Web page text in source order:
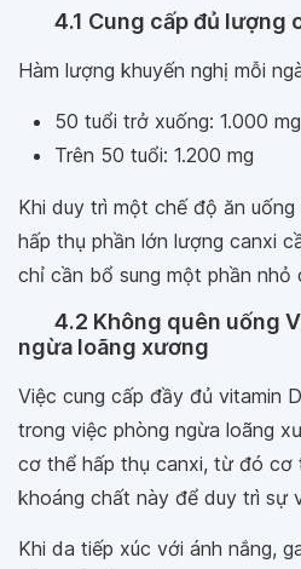
4.1 Cung cấp đủ lượng
Hàm lượng khuyến nghị mỗi
50 tuổi trở xuống: 1.000 mg
Trên 50 tuổi: 1.200 mg
Khi duy trì một chế độ ăn
hấp thụ phần lớn lượng canxi
chỉ cần bổ sung một phần nhỏ
4.2 Không quên uống
ngừa loãng xương
Việc cung cấp đầy đủ vitamin
trong việc phòng ngừa loãng
cơ thể hấp thụ canxi, từ đó cơ
khoáng chất này để duy trì sự
Khi da tiếp xúc với ánh nắng,